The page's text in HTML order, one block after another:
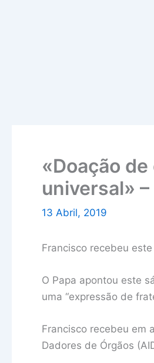
«Doação
universal»
13 Abril, 2019
Francisco recebeu
O Papa apontou este
uma “expressão de
Francisco recebeu em
Dadores de Órgãos